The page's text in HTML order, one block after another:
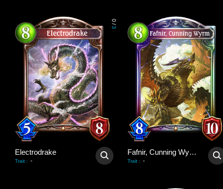
0
/
3
Electrodrake
Trait : -
Fafnir, Cunning Wyrm
Trait : -